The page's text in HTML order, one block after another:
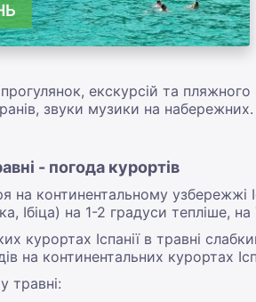
екскурсій та пляжного
звуки музики на
- погода курортів
на континентальному узбережжі
Ібіца) на 1-2 градуси тепліше,
курортах Іспанії в травні
на континентальних курортах
травні: